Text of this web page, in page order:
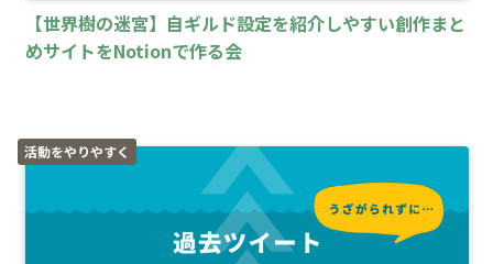
【世界樹の迷宮】自ギルド設定を紹介しやすい創作まと
めサイトをNotionで作る会
活動をやりやすく